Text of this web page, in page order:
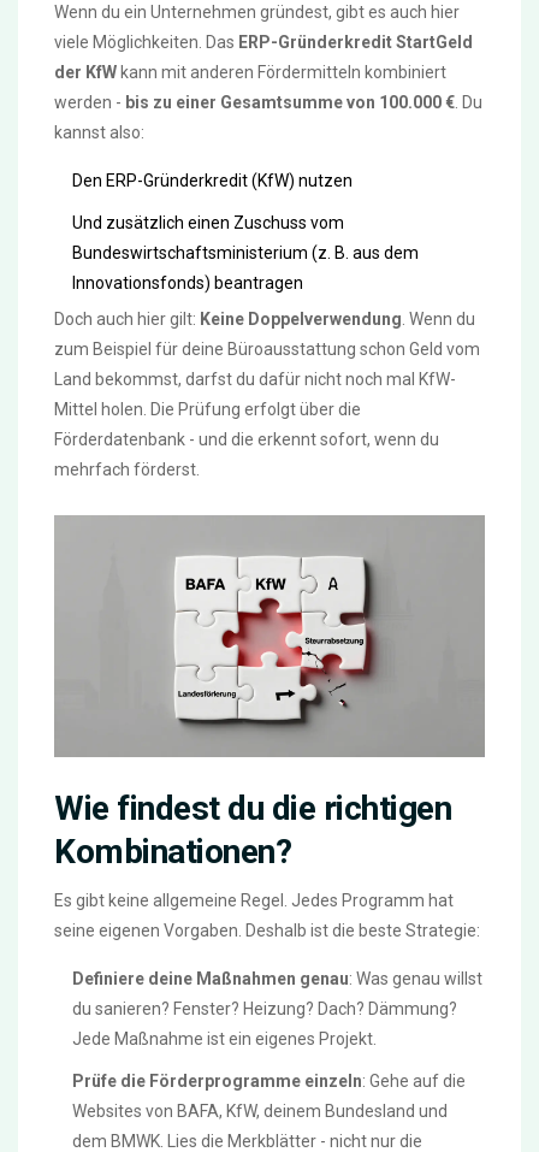
Wenn du ein Unternehmen gründest, gibt es auch hier
viele Möglichkeiten. Das ERP-Gründerkredit StartGeld
der KfWkann mit anderen Fördermitteln kombiniert
werden - bis zu einer Gesamtsumme von 100.000 € . Du
kannst also:
Den ERP-Gründerkredit (KfW) nutzen
Und zusätzlich einen Zuschuss vom
Bundeswirtschaftsministerium (z. B. aus dem
Innovationsfonds) beantragen
Doch auch hier gilt: Keine Doppelverwendung . Wenn du
zum Beispiel für deine Büroausstattung schon Geld vom
Land bekommst, darfst du dafür nicht noch mal KfW-
Mittel holen. Die Prüfung erfolgt über die
Förderdatenbank - und die erkennt sofort, wenn du
mehrfach förderst.
Wie findest du die richtigen
Kombinationen?
Es gibt keine allgemeine Regel. Jedes Programm hat
seine eigenen Vorgaben. Deshalb ist die beste Strategie:
Definiere deine Maßnahmen genau: Was genau willst
du sanieren? Fenster? Heizung? Dach? Dämmung?
Jede Maßnahme ist ein eigenes Projekt.
Prüfe die Förderprogramme einzeln: Gehe auf die
Websites von BAFA, KfW, deinem Bundesland und
dem BMWK. Lies die Merkblätter - nicht nur die